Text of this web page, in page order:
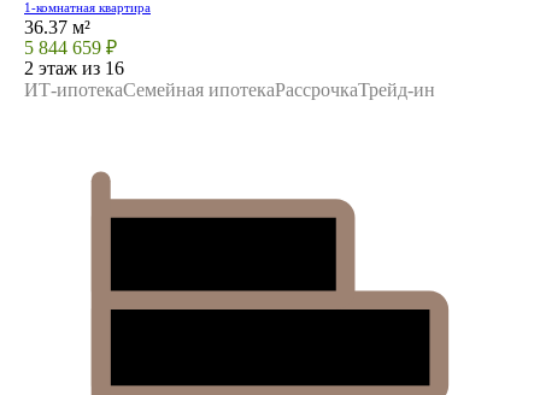
1-комнатная квартира
36.37 м²
5 844 659 ₽
2 этаж из 16
ИТ-ипотекаСемейная ипотекаРассрочкаТрейд-ин